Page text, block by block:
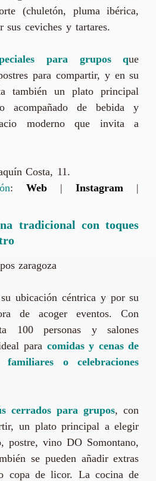
(chuletón, pluma ibérica,
ceviches y tartares.
para grupos que
para compartir, y en su
también un plato principal
acompañado de bebida y
moderno que invita a
Costa, 11.
:Web |Instagram |
tradicional con toques
ubicación céntrica y por su
de acoger eventos. Con
100 personas y salones
para comidas y cenas de
familiares o celebraciones
cerrados para grupos, con
un plato principal a elegir
postre, vino DO Somontano,
se pueden añadir extras
copa de licor. La cocina de